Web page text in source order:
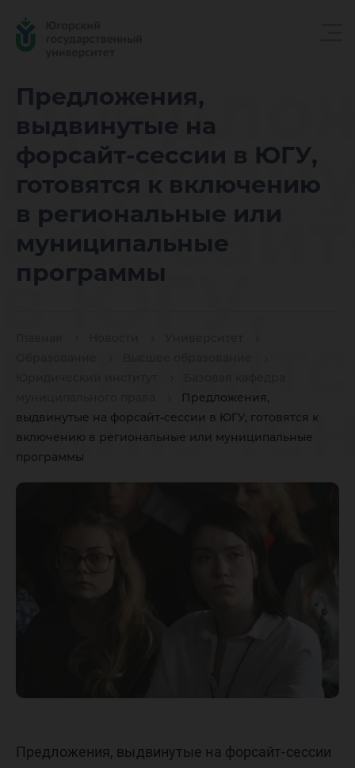
Предложения,
выдвинутые на
форсайт-сессии в ЮГУ,
готовятся к включению
в региональные или
муниципальные
программы
Предложения,
выдвинутые на форсайт-сессии в ЮГУ, готовятся к
включению в региональные или муниципальные
программы
в ЮГУ,
или
Предложения, выдвинутые на форсайт-сессии